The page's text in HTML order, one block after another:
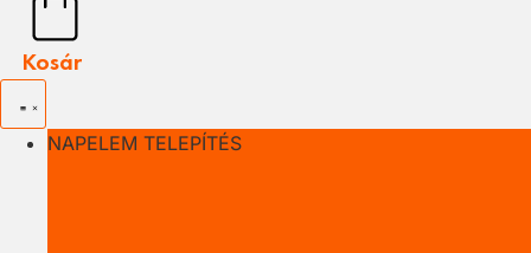
Kosár
NAPELEM TELEPÍTÉS